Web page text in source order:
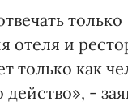
только
отеля и
только как
действо», -